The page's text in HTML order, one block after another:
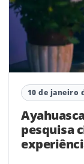
10 de janeiro
pesquisa